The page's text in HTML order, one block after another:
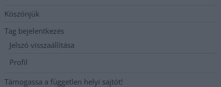
Köszönjük
Tag bejelentkezés
Jelszó visszaállítása
Profil
Támogassa a független helyi sajtót!